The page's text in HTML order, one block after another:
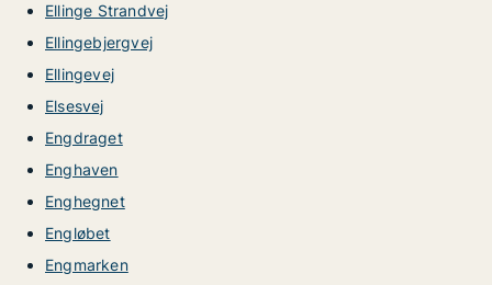
Ellinge Strandvej
Ellingebjergvej
Ellingevej
Elsesvej
Engdraget
Enghaven
Enghegnet
Engløbet
Engmarken